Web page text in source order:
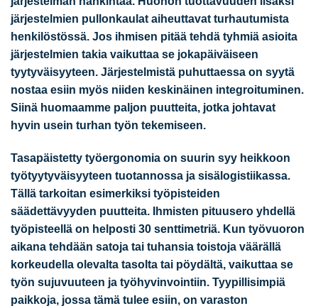
järjestelmien pullonkaulat aiheuttavat turhautumista
henkilöstössä. Jos ihmisen pitää tehdä tyhmiä asioita
järjestelmien takia vaikuttaa se jokapäiväiseen
tyytyväisyyteen. Järjestelmistä puhuttaessa on syytä
nostaa esiin myös niiden keskinäinen integroituminen.
Siinä huomaamme paljon puutteita, jotka johtavat
hyvin usein turhan työn tekemiseen.
Tasapäistetty työergonomia on suurin syy heikkoon
työtyytyväisyyteen tuotannossa ja sisälogistiikassa.
Tällä tarkoitan esimerkiksi työpisteiden
säädettävyyden puutteita. Ihmisten pituusero yhdellä
työpisteellä on helposti 30 senttimetriä. Kun työvuoron
aikana tehdään satoja tai tuhansia toistoja väärällä
korkeudella olevalta tasolta tai pöydältä, vaikuttaa se
työn sujuvuuteen ja työhyvinvointiin. Tyypillisimpiä
paikkoja, jossa tämä tulee esiin, on varaston